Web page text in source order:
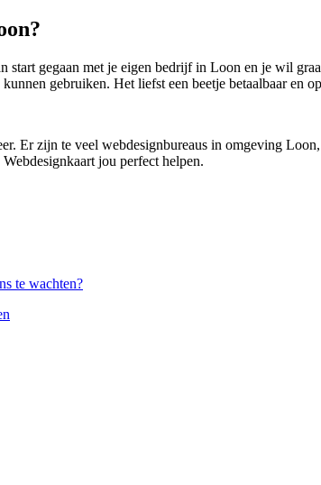
start gegaan met je eigen bedrijf in Loon en je wil
gebruiken. Het liefst een beetje betaalbaar en
Er zijn te veel webdesignbureaus in omgeving
jou perfect helpen.
te wachten?